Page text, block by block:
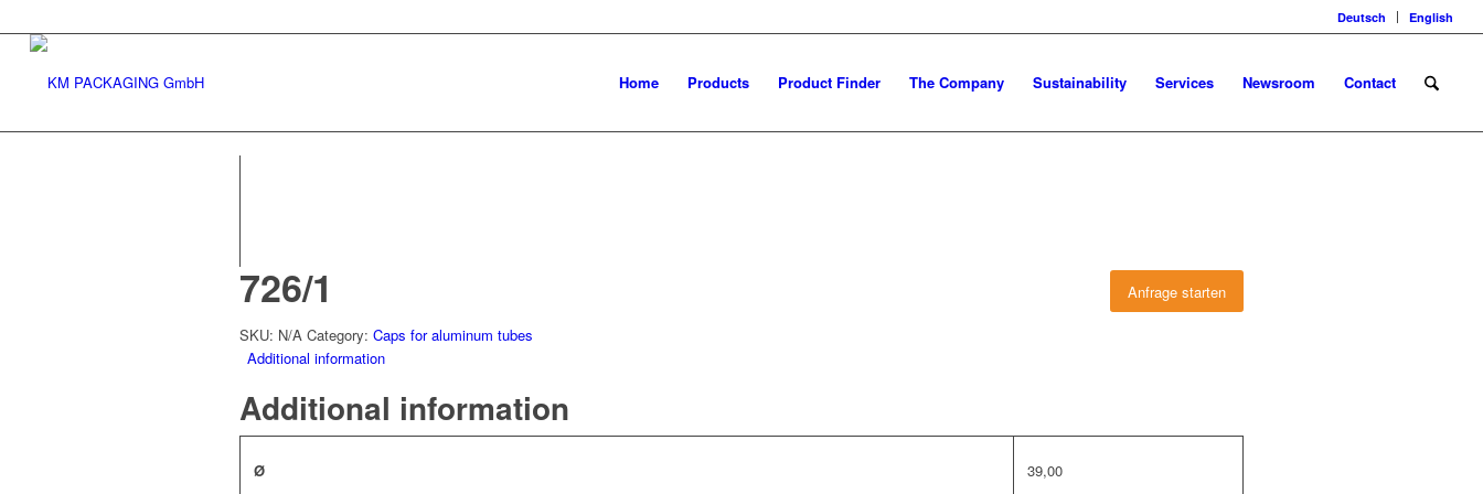
Deutsch English
Home Products Product Finder The Company Sustainability Services Newsroom Contact
Anfrage starten
726/1
SKU: N/A Category: Caps for aluminum tubes
Additional information
Additional information
Ø 39,00